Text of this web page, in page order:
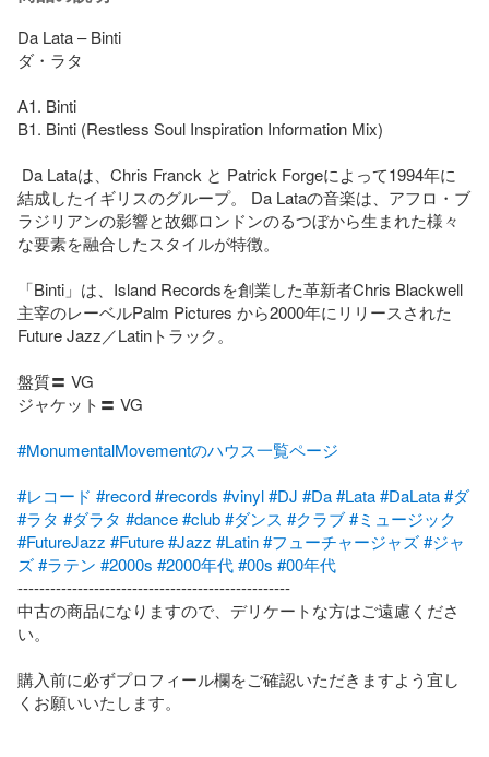
Da Lata – Binti
ダ・ラタ
A1. Binti
B1. Binti (Restless Soul Inspiration Information Mix)
結成したイギリスのグループ。 Da Lataの音楽は、アフロ・ブ
ラジリアンの影響と故郷ロンドンのるつぼから生まれた様々
な要素を融合したスタイルが特徴。
「Binti」は、Island Recordsを創業した革新者Chris Blackwell
主宰のレーベルPalm Pictures から2000年にリリースされた
Future Jazz／Latinトラック。
盤質〓 VG
ジャケット〓 VG
#MonumentalMovementのハウス一覧ページ
#レコード #record#records #vinyl#DJ #Da#Lata#DaLata#ダ
#ラタ #ダラタ #dance#club#ダンス #クラブ#ミュージック
#FutureJazz #Future#Jazz #Latin#フューチャージャズ#ジャ
ズ#ラテン #2000s #2000年代#00s #00年代
--------------------------------------------------
中古の商品になりますので、デリケートな方はご遠慮くださ
い。
購入前に必ずプロフィール欄をご確認いただきますよう宜し
くお願いいたします。